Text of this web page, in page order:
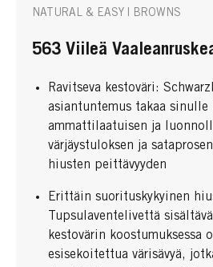
NATURAL & EASY | BROWNS
563 Viileä
Ravitseva kestoväri:
asiantuntemus takaa sinulle
ammattilaatuisen ja
värjäystuloksen ja
hiusten peittävyyden
Erittäin suorituskykyinen
Tupsulaventelivettä
kestovärin koostumuksessa
esisekoitettua värisävyä,